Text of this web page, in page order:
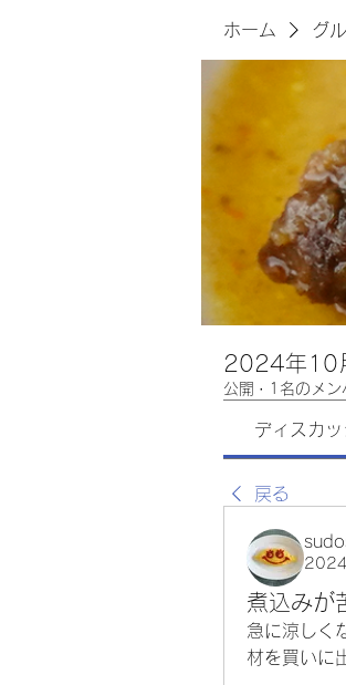
ホーム グ
2024年10
公開 · 1名のメン
ディスカ
戻る
煮込みが
急に涼しく
材を買いに